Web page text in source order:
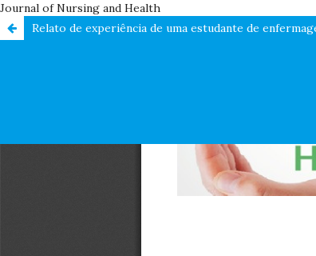
Journal of Nursing and Health
Relato de experiência de uma estudante de